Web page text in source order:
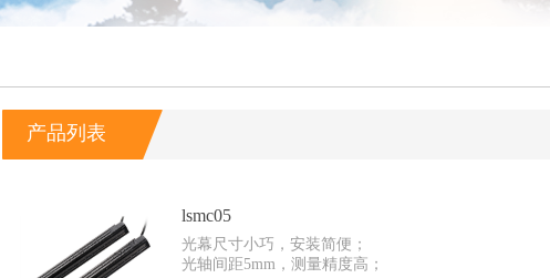
lsmc05
光幕尺寸小巧，安装简便；
光轴间距5mm，测量精度高；
产品列表